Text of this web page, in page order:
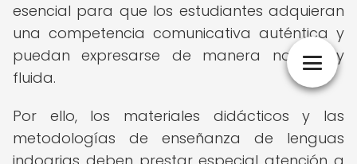
esencial para que los estudiantes adquieran
una competencia comunicativa auténtica y
puedan expresarse de manera natural y
fluida.
Por ello, los materiales didácticos y las
metodologías de enseñanza de lenguas